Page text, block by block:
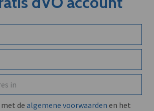
de algemene voorwaarden en het